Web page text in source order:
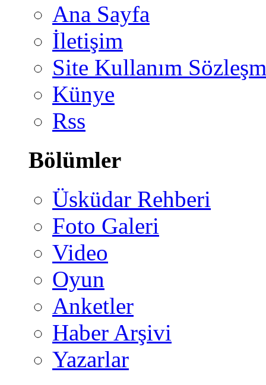
Ana Sayfa
İletişim
Site Kullanım
Künye
Rss
Bölümler
Üsküdar Rehberi
Foto Galeri
Video
Oyun
Anketler
Haber Arşivi
Yazarlar